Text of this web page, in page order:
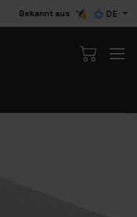
Bekannt aus DE